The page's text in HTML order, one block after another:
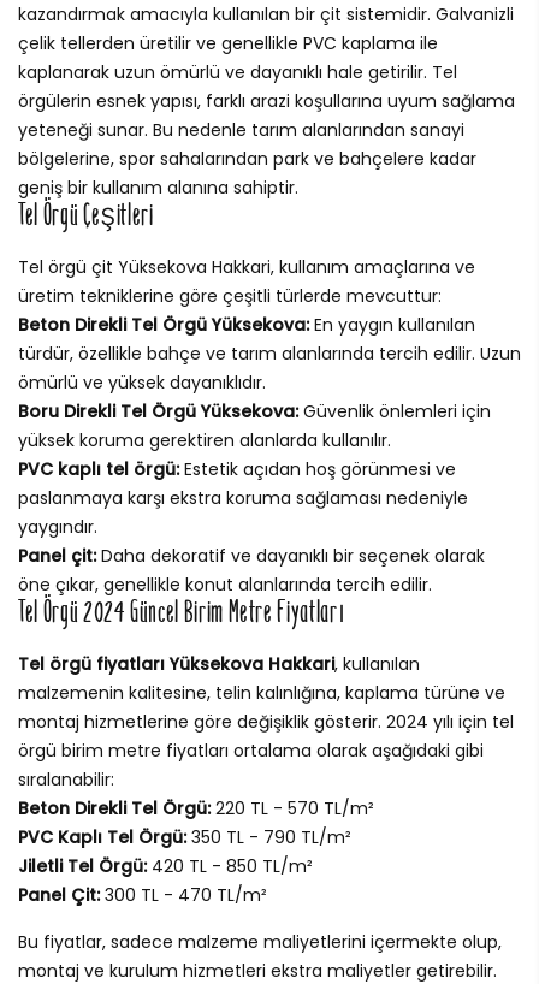
kazandırmak amacıyla kullanılan bir çit sistemidir. Galvanizli
çelik tellerden üretilir ve genellikle PVC kaplama ile
kaplanarak uzun ömürlü ve dayanıklı hale getirilir. Tel
örgülerin esnek yapısı, farklı arazi koşullarına uyum sağlama
yeteneği sunar. Bu nedenle tarım alanlarından sanayi
bölgelerine, spor sahalarından park ve bahçelere kadar
geniş bir kullanım alanına sahiptir.
Tel Örgü Çeşitleri
Tel örgü çit Yüksekova Hakkari, kullanım amaçlarına ve
üretim tekniklerine göre çeşitli türlerde mevcuttur:
Beton Direkli Tel Örgü Yüksekova:En yaygın kullanılan
türdür, özellikle bahçe ve tarım alanlarında tercih edilir. Uzun
ömürlü ve yüksek dayanıklıdır.
Boru Direkli Tel Örgü Yüksekova:Güvenlik önlemleri için
yüksek koruma gerektiren alanlarda kullanılır.
PVC kaplı tel örgü:Estetik açıdan hoş görünmesi ve
paslanmaya karşı ekstra koruma sağlaması nedeniyle
yaygındır.
Panel çit:Daha dekoratif ve dayanıklı bir seçenek olarak
öne çıkar, genellikle konut alanlarında tercih edilir.
Tel Örgü 2024 Güncel Birim Metre Fiyatları
Tel örgü fiyatları Yüksekova Hakkari, kullanılan
malzemenin kalitesine, telin kalınlığına, kaplama türüne ve
montaj hizmetlerine göre değişiklik gösterir. 2024 yılı için tel
örgü birim metre fiyatları ortalama olarak aşağıdaki gibi
sıralanabilir:
Beton Direkli Tel Örgü:220 TL - 570 TL/m²
PVC Kaplı Tel Örgü:350 TL - 790 TL/m²
Jiletli Tel Örgü:420 TL - 850 TL/m²
Panel Çit:300 TL - 470 TL/m²
Bu fiyatlar, sadece malzeme maliyetlerini içermekte olup,
montaj ve kurulum hizmetleri ekstra maliyetler getirebilir.